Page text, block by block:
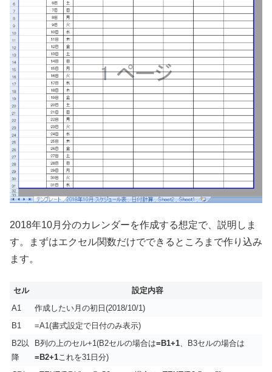
2018年10月分のカレンダーを作成する想定で、説明しま
す。まずはエクセル関数だけでできるところまで作り込み
ます。
セル
設定内容
A1
作成したい月の初日(2018/10/1)
B1
=A1(書式設定で日付のみ表示)
B2以
降
B列の上のセル+1(B2セルの場合は=B1+1 、B3セルの場合は
=B2+1 これを31日分)